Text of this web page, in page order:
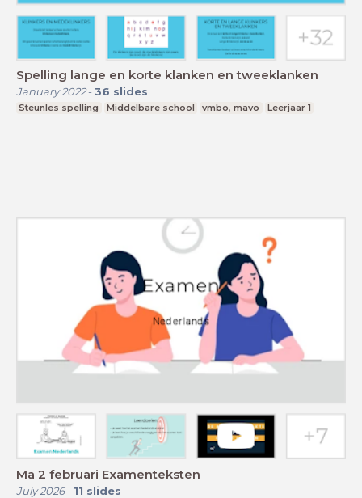
Spelling lange en korte klanken en tweeklanken
January 2022- 36 slides
Steunles spelling Middelbare school vmbo, mavo Leerjaar 1
Ma 2 februari Examenteksten
July 2026- 11 slides